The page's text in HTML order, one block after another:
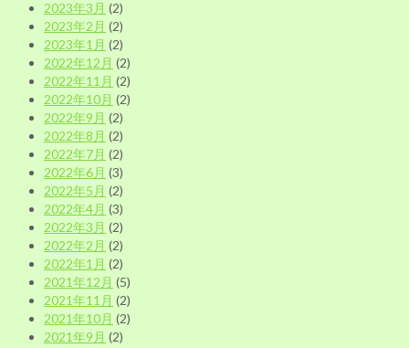
2023年3月 (2)
2023年2月 (2)
2023年1月 (2)
2022年12月 (2)
2022年11月 (2)
2022年10月 (2)
2022年9月 (2)
2022年8月 (2)
2022年7月 (2)
2022年6月 (3)
2022年5月 (2)
2022年4月 (3)
2022年3月 (2)
2022年2月 (2)
2022年1月 (2)
2021年12月 (5)
2021年11月 (2)
2021年10月 (2)
2021年9月 (2)